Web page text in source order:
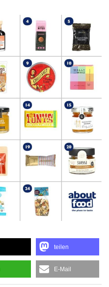
teilen
E-Mail